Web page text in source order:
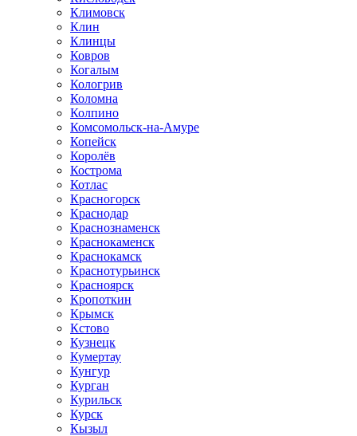
Климовск
Клин
Клинцы
Ковров
Когалым
Кологрив
Коломна
Колпино
Комсомольск-на-Амуре
Копейск
Королёв
Кострома
Котлас
Красногорск
Краснодар
Краснознаменск
Краснокаменск
Краснокамск
Краснотурьинск
Красноярск
Кропоткин
Крымск
Кстово
Кузнецк
Кумертау
Кунгур
Курган
Курильск
Курск
Кызыл